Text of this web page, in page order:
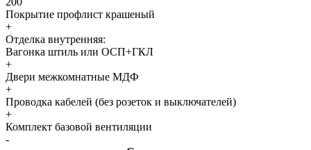
Покрытие профлист крашеный
+
Отделка внутренняя:
Вагонка штиль или ОСП+ГКЛ
+
Двери межкомнатные МДФ
+
Проводка кабелей (без розеток и выключателей)
+
Комплект базовой вентиляции
-